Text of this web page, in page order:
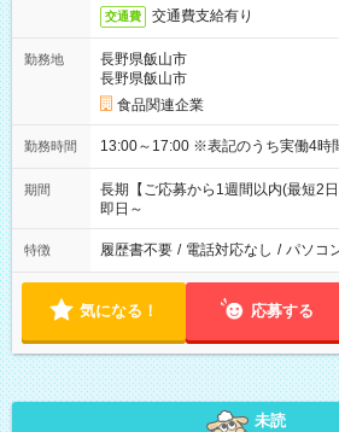
交通費 交通費支給有り
勤務地
長野県飯山市
長野県飯山市
食品関連企業
勤務時間 13:00～17:00 ※表記のうち実働4
期間
長期【ご応募から1週間以内(最短2
即日～
特徴 履歴書不要 / 電話対応なし / パソコ
気になる！ 応募する
未読